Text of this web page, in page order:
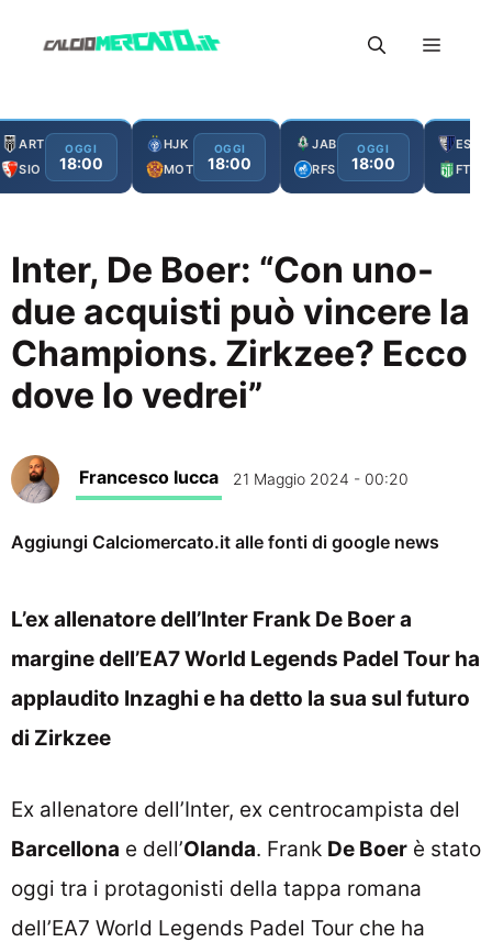
Menu
ART
SIO
OGGI
18:00
HJK
MOT
OGGI
18:00
JAB
RFS
OGGI
18:00
ESC
FTA
Inter, De Boer: “Con uno-
due acquisti può vincere la
Champions. Zirkzee? Ecco
dove lo vedrei”
Francesco Iucca 21 Maggio 2024 - 00:20
Aggiungi Calciomercato.it alle fonti di google news
L’ex allenatore dell’Inter Frank De Boer a
margine dell’EA7 World Legends Padel Tour ha
applaudito Inzaghi e ha detto la sua sul futuro
di Zirkzee
Ex allenatore dell’Inter, ex centrocampista del
Barcellona e dell’Olanda. Frank De Boer è stato
oggi tra i protagonisti della tappa romana
dell’EA7 World Legends Padel Tour che ha